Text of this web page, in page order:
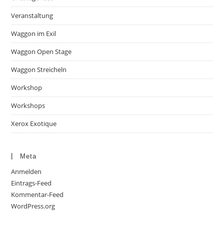
Veranstaltung
Waggon im Exil
Waggon Open Stage
Waggon Streicheln
Workshop
Workshops
Xerox Exotique
Meta
Anmelden
Eintrags-Feed
Kommentar-Feed
WordPress.org